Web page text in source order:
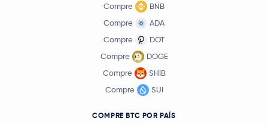
Compre
BNB
Compre
ADA
Compre
DOT
Compre
DOGE
Compre
SHIB
Compre
SUI
COMPRE BTC POR PAÍS